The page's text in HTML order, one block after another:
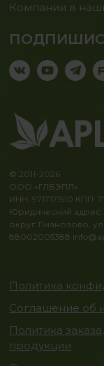
Компании в
© 2011-2026
ООО «ГЛБЭПЛ»
ИНН: 9717171510 КПП:
Юридический адрес:
округ Лианозово,
88002005388
Политика
Соглашение об
Политика
продукции